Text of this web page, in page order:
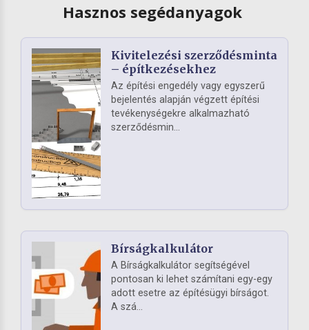
Hasznos segédanyagok
Kivitelezési szerződésminta
– építkezésekhez
Az építési engedély vagy egyszerű
bejelentés alapján végzett építési
tevékenységekre alkalmazható
szerződésmin...
Bírságkalkulátor
A Bírságkalkulátor segítségével
pontosan ki lehet számítani egy-egy
adott esetre az építésügyi bírságot.
A szá...